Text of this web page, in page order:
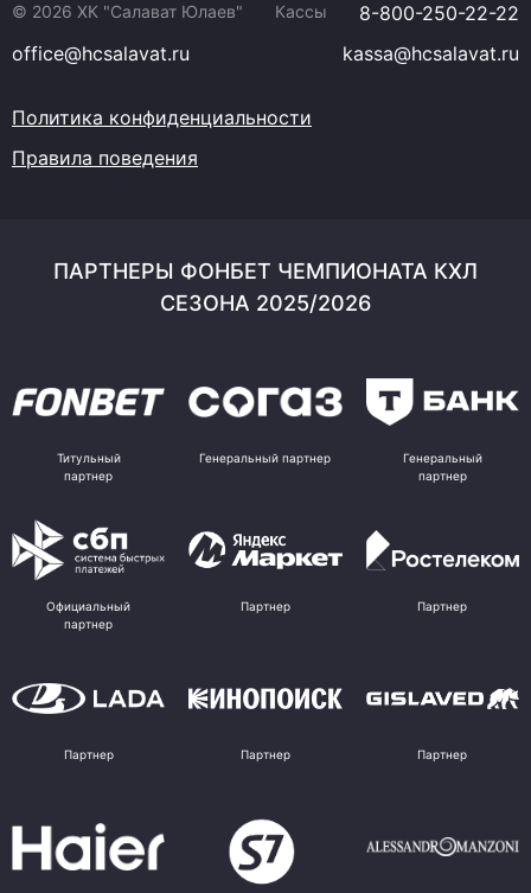
© 2026 ХК "Салават Юлаев" Кассы
8-800-250-22-22
office@hcsalavat.ru
kassa@hcsalavat.ru
Политика конфиденциальности
Правила поведения
ПАРТНЕРЫ ФОНБЕТ ЧЕМПИОНАТА КХЛ
СЕЗОНА 2025/2026
Титульный
партнер
Генеральный партнер
Генеральный
партнер
Официальный
партнер
Партнер Партнер
Партнер Партнер Партнер